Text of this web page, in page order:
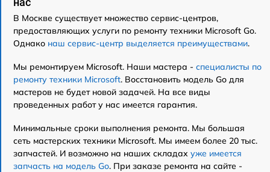
В Москве существует множество сервис-центров,
предоставляющих услуги по ремонту техники Microsoft Go.
Однако наш сервис-центр выделяется преимуществами.
Мы ремонтируем Microsoft. Наши мастера - специалисты по
ремонту техники Microsoft. Восстановить модель Go для
мастеров не будет новой задачей. На все виды
проведенных работ у нас имеется гарантия.
Минимальные сроки выполнения ремонта. Мы большая
сеть мастерских техники Microsoft. Мы имеем более 20 тыс.
запчастей. И возможно на наших складах уже имеется
запчасть на модель Go. При заказе ремонта на сайте -